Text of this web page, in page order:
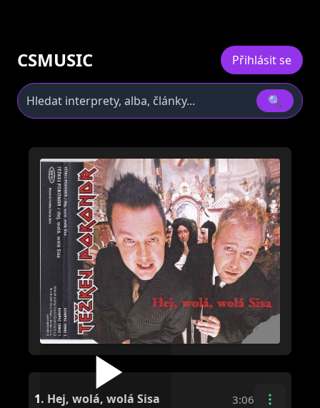
CSMUSIC Přihlásit se
🔍
1. Hej, wolá, wolá Sisa 3:06